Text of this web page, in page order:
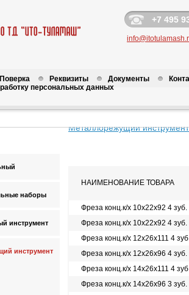
+7 495
Поверка Реквизиты Документы
персональных данных
наборы
инструмент
инструмент
Металлорежущий инструмент
НАИМЕНОВАНИЕ ТОВАРА
Фреза конц.к/х 10х22х92 4
Фреза конц.к/х 10х22х92 4
Фреза конц.к/х 12х26х111 4
Фреза конц.к/х 12х26х96 4
Фреза конц.к/х 14х26х111 4
Фреза конц.к/х 14х26х96 3